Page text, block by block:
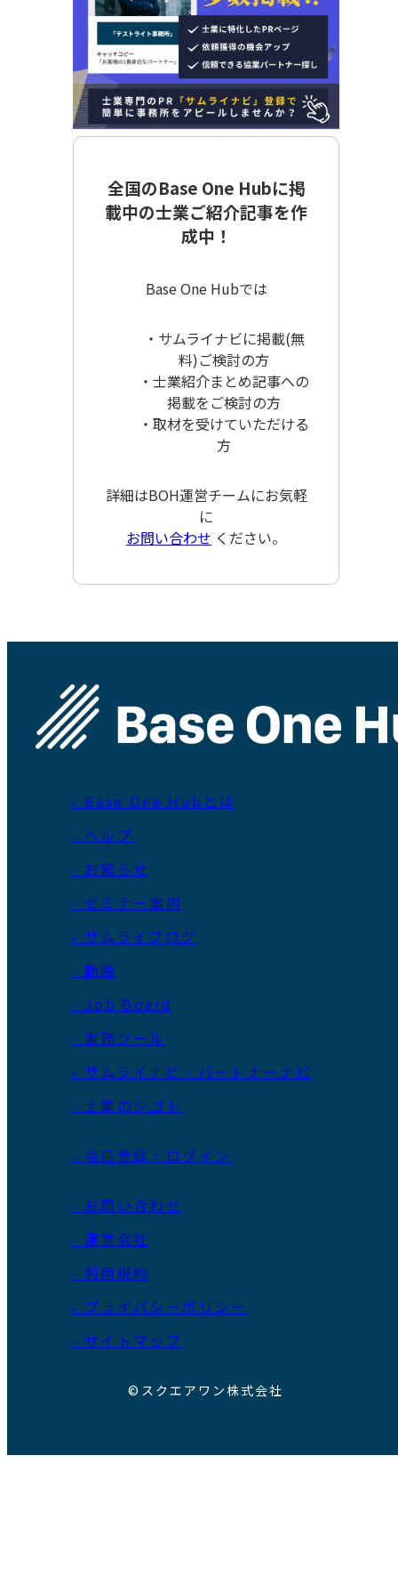
全国のBase One Hubに掲
載中の士業ご紹介記事を作
成中！
Base One Hubでは
・サムライナビに掲載(無
料)ご検討の方
・士業紹介まとめ記事への
掲載をご検討の方
・取材を受けていただける
方
詳細はBOH運営チームにお気軽
に
お問い合わせ ください。
- Base One Hubとは
- ヘルプ
- お知らせ
- セミナー案内
- サムライブログ
- 動画
- Job Board
- 実務ツール
- サムライナビ・パートナーナビ
- 士業のシゴト
- 会員登録・ログイン
- お問い合わせ
- 運営会社
- 利用規約
- プライバシーポリシー
- サイトマップ
©スクエアワン株式会社